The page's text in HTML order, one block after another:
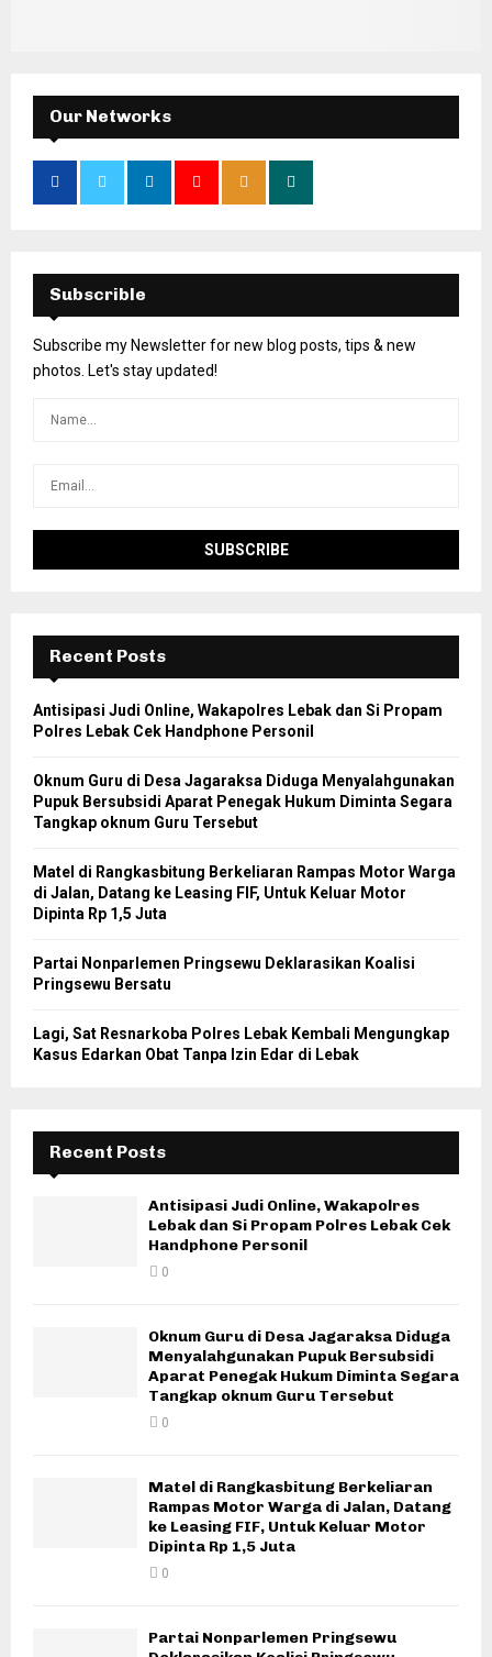
Our Networks
Subscrible
Subscribe my Newsletter for new blog posts, tips & new
photos. Let's stay updated!
Recent Posts
Antisipasi Judi Online, Wakapolres Lebak dan Si Propam
Polres Lebak Cek Handphone Personil
Oknum Guru di Desa Jagaraksa Diduga Menyalahgunakan
Pupuk Bersubsidi Aparat Penegak Hukum Diminta Segara
Tangkap oknum Guru Tersebut
Matel di Rangkasbitung Berkeliaran Rampas Motor Warga
di Jalan, Datang ke Leasing FIF, Untuk Keluar Motor
Dipinta Rp 1,5 Juta
Partai Nonparlemen Pringsewu Deklarasikan Koalisi
Pringsewu Bersatu
Lagi, Sat Resnarkoba Polres Lebak Kembali Mengungkap
Kasus Edarkan Obat Tanpa Izin Edar di Lebak
Recent Posts
Antisipasi Judi Online, Wakapolres
Lebak dan Si Propam Polres Lebak Cek
Handphone Personil
0
Oknum Guru di Desa Jagaraksa Diduga
Menyalahgunakan Pupuk Bersubsidi
Aparat Penegak Hukum Diminta Segara
Tangkap oknum Guru Tersebut
0
Matel di Rangkasbitung Berkeliaran
Rampas Motor Warga di Jalan, Datang
ke Leasing FIF, Untuk Keluar Motor
Dipinta Rp 1,5 Juta
0
Partai Nonparlemen Pringsewu